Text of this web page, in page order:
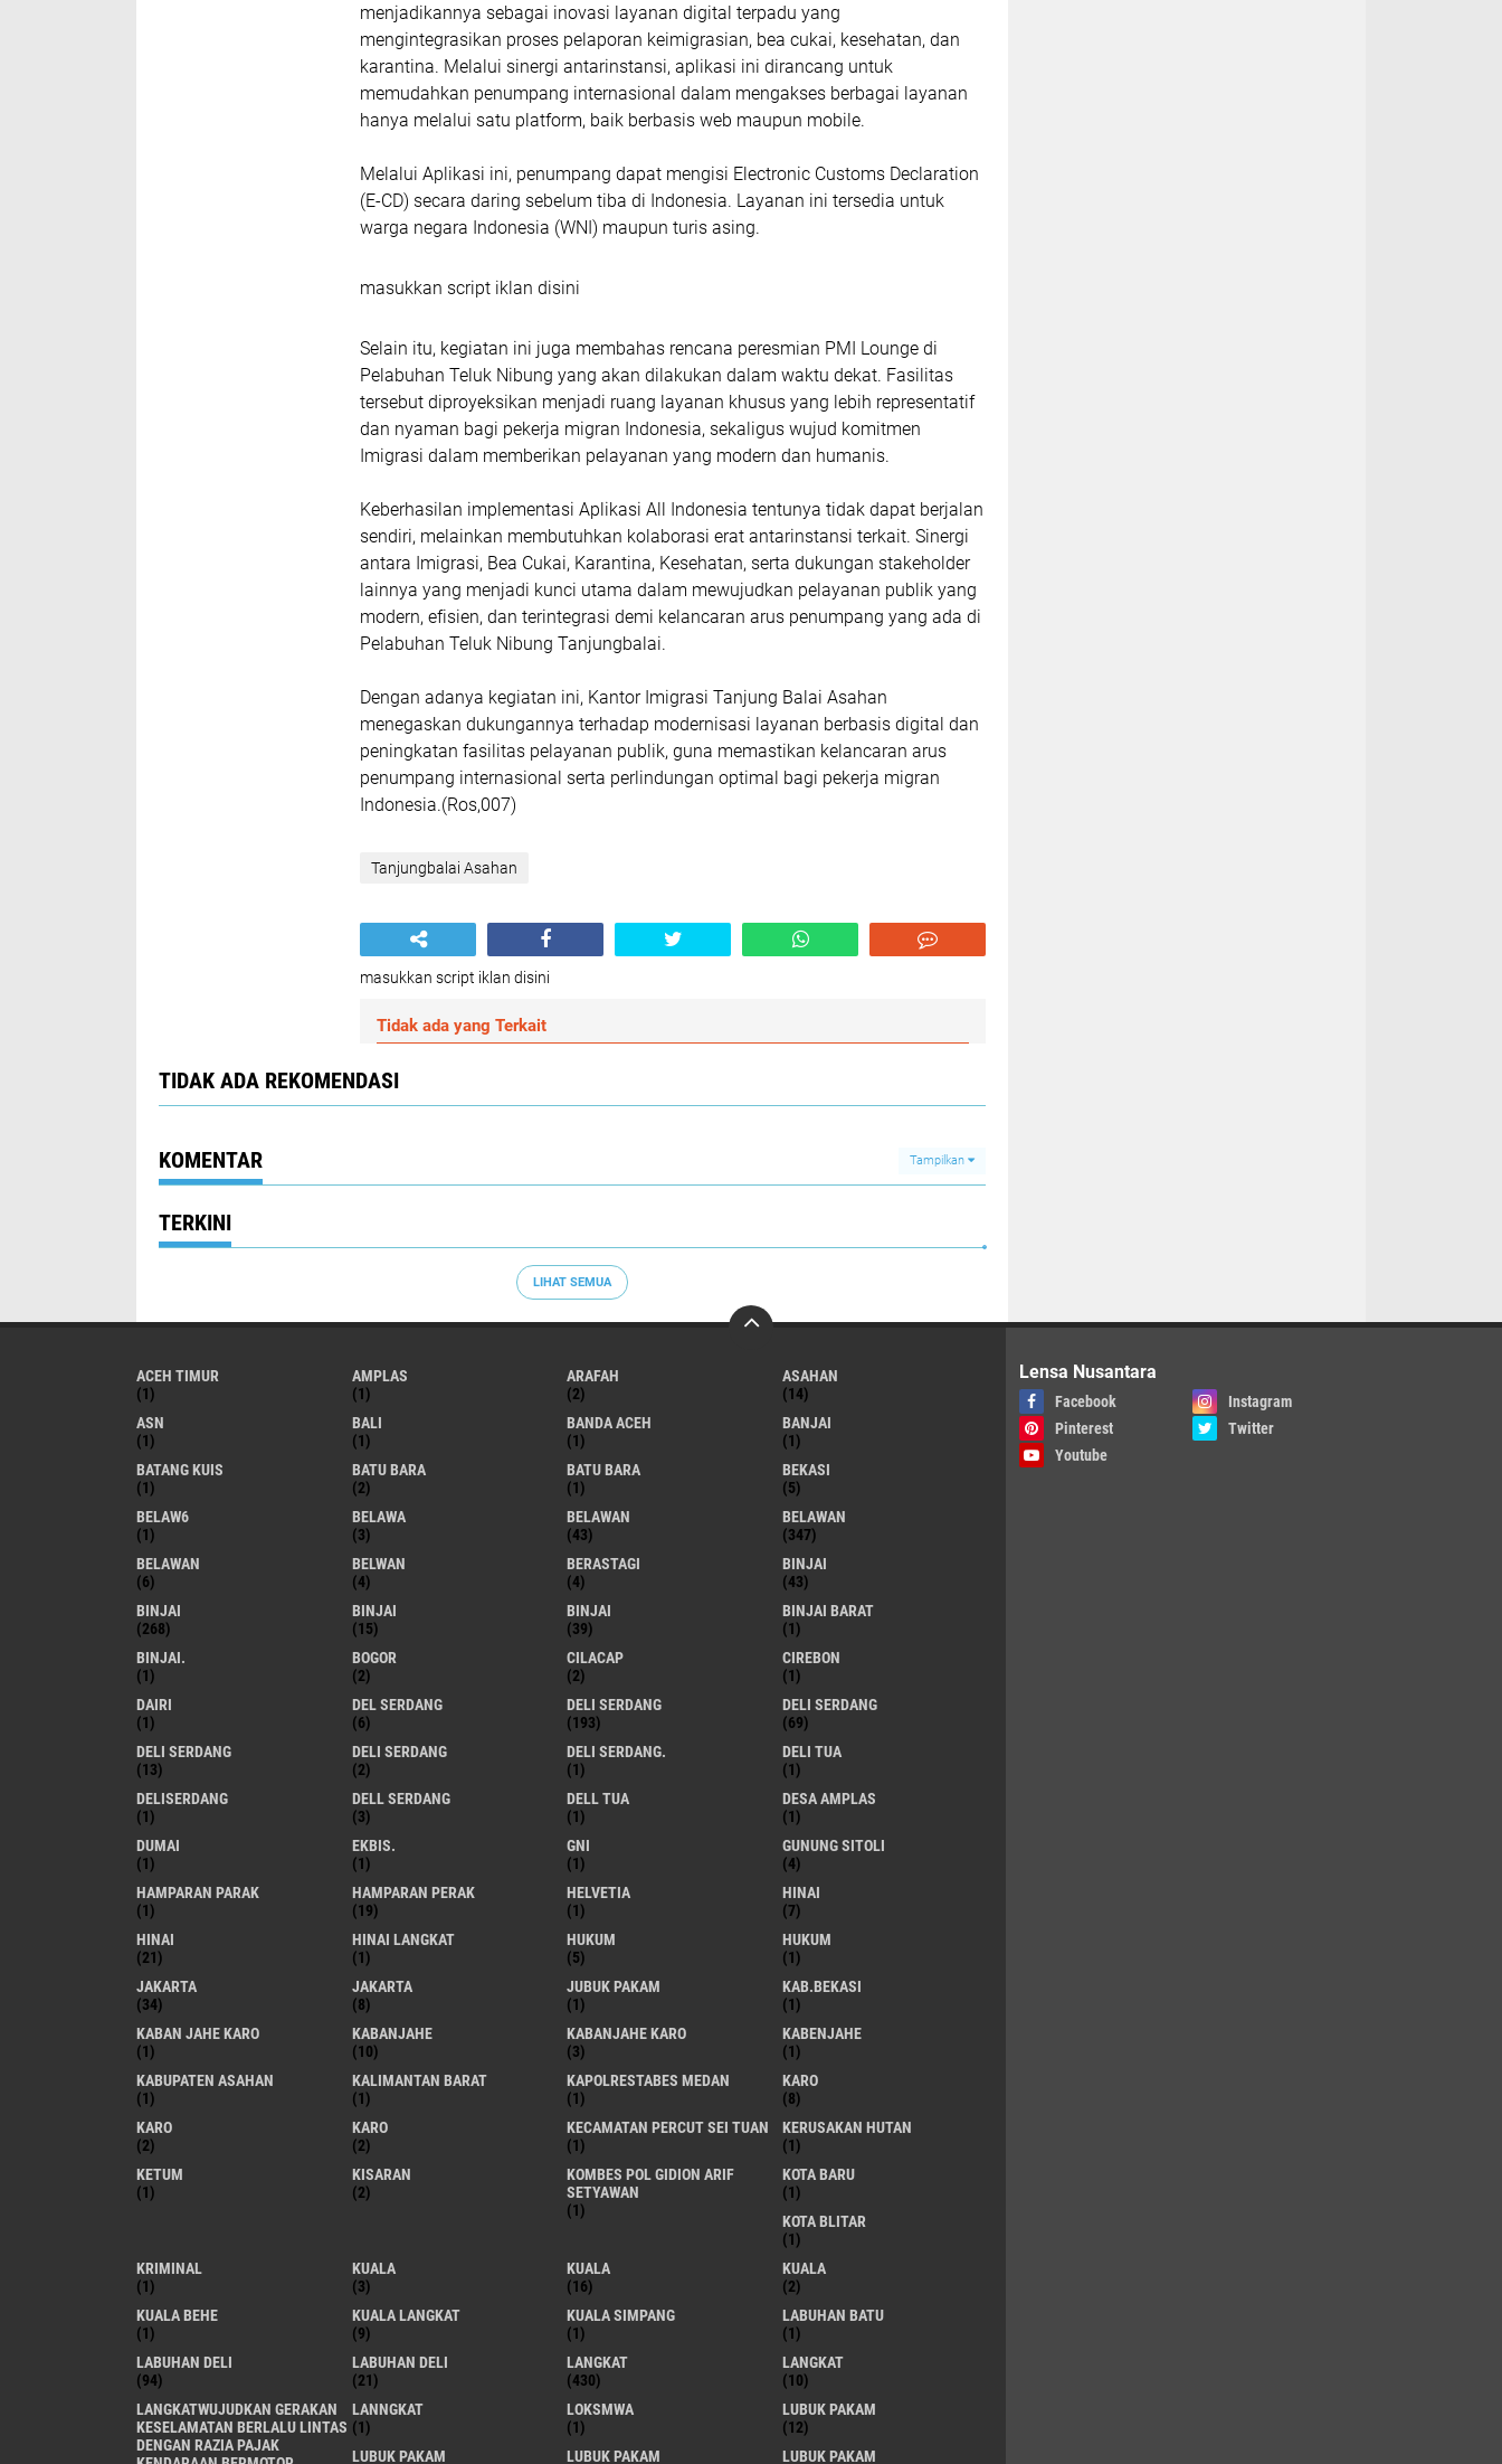
menjadikannya sebagai inovasi layanan digital terpadu yang
mengintegrasikan proses pelaporan keimigrasian, bea cukai, kesehatan, dan
karantina. Melalui sinergi antarinstansi, aplikasi ini dirancang untuk
memudahkan penumpang internasional dalam mengakses berbagai layanan
hanya melalui satu platform, baik berbasis web maupun mobile.
Melalui Aplikasi ini, penumpang dapat mengisi Electronic Customs Declaration
(E-CD) secara daring sebelum tiba di Indonesia. Layanan ini tersedia untuk
warga negara Indonesia (WNI) maupun turis asing.
masukkan script iklan disini
Selain itu, kegiatan ini juga membahas rencana peresmian PMI Lounge di
Pelabuhan Teluk Nibung yang akan dilakukan dalam waktu dekat. Fasilitas
tersebut diproyeksikan menjadi ruang layanan khusus yang lebih representatif
dan nyaman bagi pekerja migran Indonesia, sekaligus wujud komitmen
Imigrasi dalam memberikan pelayanan yang modern dan humanis.
Keberhasilan implementasi Aplikasi All Indonesia tentunya tidak dapat berjalan
sendiri, melainkan membutuhkan kolaborasi erat antarinstansi terkait. Sinergi
antara Imigrasi, Bea Cukai, Karantina, Kesehatan, serta dukungan stakeholder
lainnya yang menjadi kunci utama dalam mewujudkan pelayanan publik yang
modern, efisien, dan terintegrasi demi kelancaran arus penumpang yang ada di
Pelabuhan Teluk Nibung Tanjungbalai.
Dengan adanya kegiatan ini, Kantor Imigrasi Tanjung Balai Asahan
menegaskan dukungannya terhadap modernisasi layanan berbasis digital dan
peningkatan fasilitas pelayanan publik, guna memastikan kelancaran arus
penumpang internasional serta perlindungan optimal bagi pekerja migran
Indonesia.(Ros,007)
Tanjungbalai Asahan
masukkan script iklan disini
Tidak ada yang Terkait
TIDAK ADA REKOMENDASI
KOMENTAR Tampilkan
TERKINI
LIHAT SEMUA
ACEH TIMUR
(1)
AMPLAS
(1)
ARAFAH
(2)
ASAHAN
(14)
ASN
(1)
BALI
(1)
BANDA ACEH
(1)
BANJAI
(1)
BATANG KUIS
(1)
BATU BARA
(2)
BATU BARA
(1)
BEKASI
(5)
BELAW6
(1)
BELAWA
(3)
BELAWAN
(43)
BELAWAN
(347)
BELAWAN
(6)
BELWAN
(4)
BERASTAGI
(4)
BINJAI
(43)
BINJAI
(268)
BINJAI
(15)
BINJAI
(39)
BINJAI BARAT
(1)
BINJAI.
(1)
BOGOR
(2)
CILACAP
(2)
CIREBON
(1)
DAIRI
(1)
DEL SERDANG
(6)
DELI SERDANG
(193)
DELI SERDANG
(69)
DELI SERDANG
(13)
DELI SERDANG
(2)
DELI SERDANG.
(1)
DELI TUA
(1)
DELISERDANG
(1)
DELL SERDANG
(3)
DELL TUA
(1)
DESA AMPLAS
(1)
DUMAI
(1)
EKBIS.
(1)
GNI
(1)
GUNUNG SITOLI
(4)
HAMPARAN PARAK
(1)
HAMPARAN PERAK
(19)
HELVETIA
(1)
HINAI
(7)
HINAI
(21)
HINAI LANGKAT
(1)
HUKUM
(5)
HUKUM
(1)
JAKARTA
(34)
JAKARTA
(8)
JUBUK PAKAM
(1)
KAB.BEKASI
(1)
KABAN JAHE KARO
(1)
KABANJAHE
(10)
KABANJAHE KARO
(3)
KABENJAHE
(1)
KABUPATEN ASAHAN
(1)
KALIMANTAN BARAT
(1)
KAPOLRESTABES MEDAN
(1)
KARO
(8)
KARO
(2)
KARO
(2)
KECAMATAN PERCUT SEI TUAN
(1)
KERUSAKAN HUTAN
(1)
KETUM
(1)
KISARAN
(2)
KOMBES POL GIDION ARIF
SETYAWAN
(1)
KOTA BARU
(1)
KOTA BLITAR
(1)
KRIMINAL
(1)
KUALA
(3)
KUALA
(16)
KUALA
(2)
KUALA BEHE
(1)
KUALA LANGKAT
(9)
KUALA SIMPANG
(1)
LABUHAN BATU
(1)
LABUHAN DELI
(94)
LABUHAN DELI
(21)
LANGKAT
(430)
LANGKAT
(10)
LANGKATWUJUDKAN GERAKAN
KESELAMATAN BERLALU LINTAS
DENGAN RAZIA PAJAK
LANNGKAT
(1)
LOKSMWA
(1)
LUBUK PAKAM
(12)
LUBUK PAKAM
LUBUK PAKAM LUBUK PAKAM
Lensa Nusantara
Facebook
Instagram
Pinterest
Twitter
Youtube